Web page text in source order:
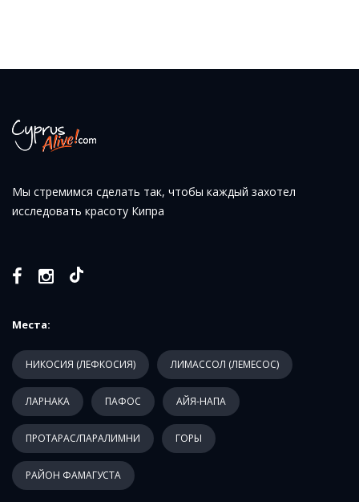
Мы стремимся сделать так, чтобы каждый захотел
исследовать красоту Кипра
Места:
НИКОСИЯ (ЛЕФКОСИЯ) ЛИМАССОЛ (ЛЕМЕСОС)
ЛАРНАКА ПАФОС АЙЯ-НАПА
ПРОТАРАС/ПАРАЛИМНИ ГОРЫ
РАЙОН ФАМАГУСТА